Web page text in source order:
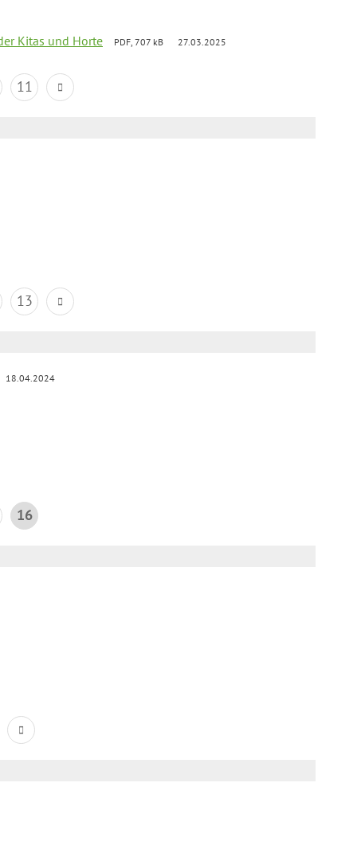
Kitas und Horte PDF, 707 kB 27.03.2025
11
13
18.04.2024
16